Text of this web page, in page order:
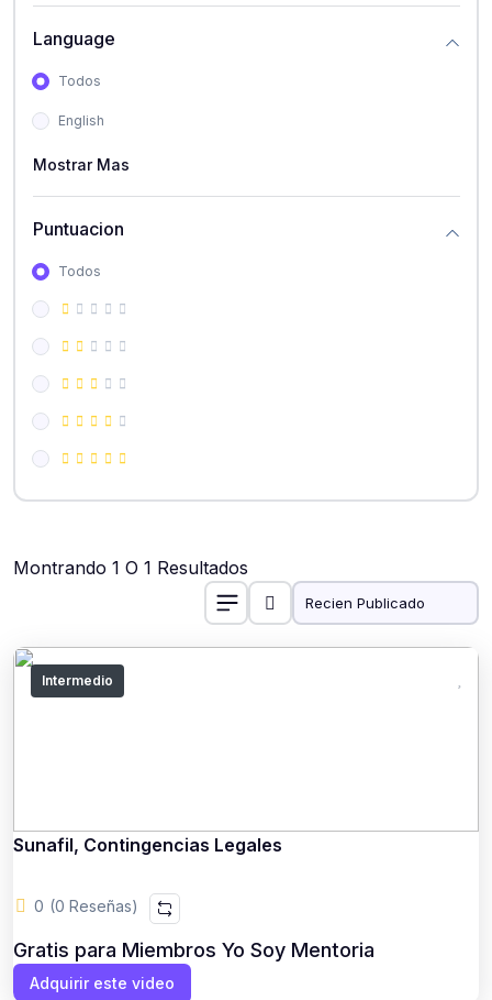
Language
Todos
English
Mostrar Mas
Puntuacion
Todos
Montrando 1 O 1 Resultados
Intermedio
Sunafil, Contingencias Legales
0 (0 Reseñas)
Gratis para Miembros Yo Soy Mentoria
Adquirir este video